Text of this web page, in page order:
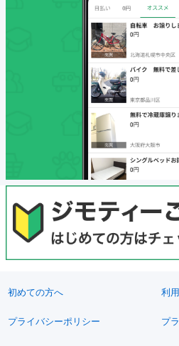
初めての方へ 利
プライバシーポリシー プ